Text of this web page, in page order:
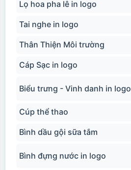
Lọ hoa pha lê in logo
Tai nghe in logo
Thân Thiện Môi trường
Cáp Sạc in logo
Biểu trưng - Vinh danh in logo
Cúp thể thao
Bình dầu gội sữa tắm
Bình đựng nước in logo